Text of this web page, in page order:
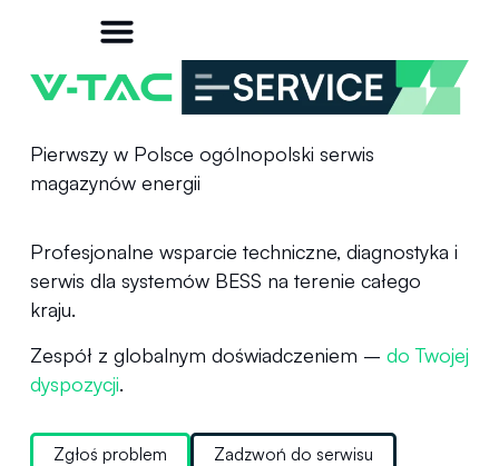
Pierwszy w Polsce ogólnopolski serwis
magazynów energii
Profesjonalne wsparcie techniczne, diagnostyka i
serwis dla systemów BESS na terenie całego
kraju.
Zespół z globalnym doświadczeniem – do Twojej
dyspozycji.
Zgłoś problem Zadzwoń do serwisu